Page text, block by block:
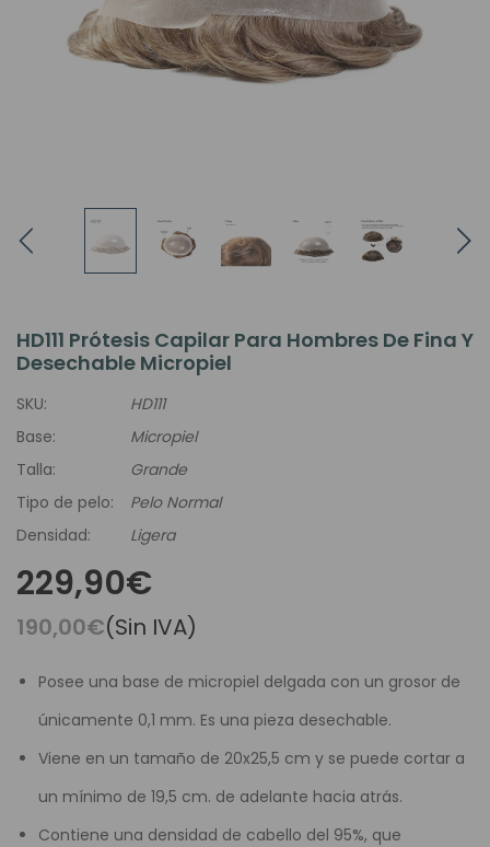
HD111 Prótesis Capilar Para Hombres De Fina Y
Desechable Micropiel
SKU:
HD111
Base:
Micropiel
Talla:
Grande
Tipo de pelo:
Pelo Normal
Densidad:
Ligera
229,90€
190,00€(Sin IVA)
Posee una base de micropiel delgada con un grosor de
únicamente 0,1 mm. Es una pieza desechable.
Viene en un tamaño de 20x25,5 cm y se puede cortar a
un mínimo de 19,5 cm. de adelante hacia atrás.
Contiene una densidad de cabello del 95%, que